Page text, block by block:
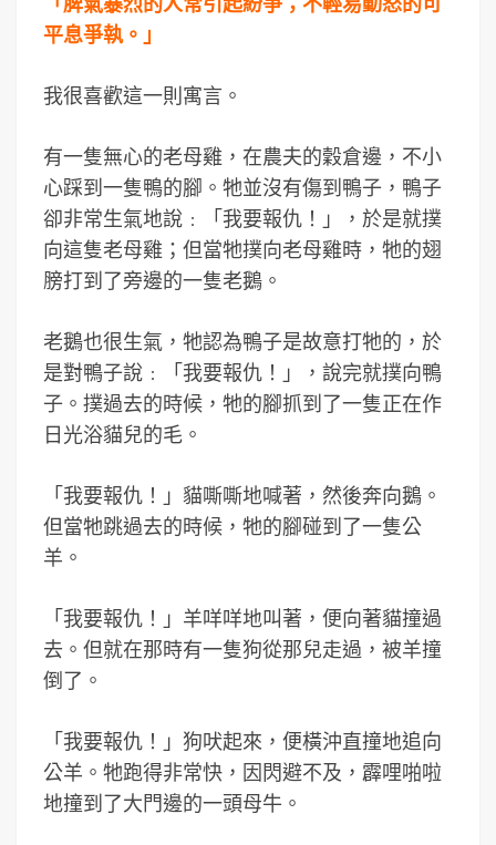
平息爭執。」
我很喜歡這一則寓言。
有一隻無心的老母雞，在農夫的穀倉邊，不小
心踩到一隻鴨的腳。牠並沒有傷到鴨子，鴨子
卻非常生氣地說﹕「我要報仇！」，於是就撲
向這隻老母雞；但當牠撲向老母雞時，牠的翅
膀打到了旁邊的一隻老鵝。
老鵝也很生氣，牠認為鴨子是故意打牠的，於
是對鴨子說﹕「我要報仇！」，說完就撲向鴨
子。撲過去的時候，牠的腳抓到了一隻正在作
日光浴貓兒的毛。
「我要報仇！」貓嘶嘶地喊著，然後奔向鵝。
但當牠跳過去的時候，牠的腳碰到了一隻公
羊。
「我要報仇！」羊咩咩地叫著，便向著貓撞過
去。但就在那時有一隻狗從那兒走過，被羊撞
倒了。
「我要報仇！」狗吠起來，便橫沖直撞地追向
公羊。牠跑得非常快，因閃避不及，霹哩啪啦
地撞到了大門邊的一頭母牛。